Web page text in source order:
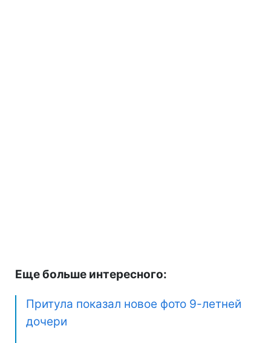
Еще больше интересного:
Притула показал новое фото 9-летней
дочери